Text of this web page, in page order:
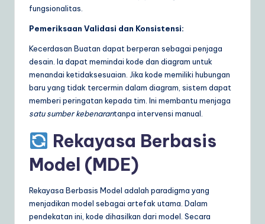
fungsionalitas.
Pemeriksaan Validasi dan Konsistensi:
Kecerdasan Buatan dapat berperan sebagai penjaga
desain. Ia dapat memindai kode dan diagram untuk
menandai ketidaksesuaian. Jika kode memiliki hubungan
baru yang tidak tercermin dalam diagram, sistem dapat
memberi peringatan kepada tim. Ini membantu menjaga
satu sumber kebenarantanpa intervensi manual.
Rekayasa Berbasis
Model (MDE)
Rekayasa Berbasis Model adalah paradigma yang
menjadikan model sebagai artefak utama. Dalam
pendekatan ini, kode dihasilkan dari model. Secara